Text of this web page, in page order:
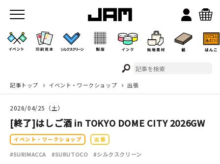
JAMのこと
お店/ワークスペース
記事トップ イベント・ワークショップ 出張
2026/04/25（土）
[終了]はしご酒 in TOKYO DOME CITY 2026GW
イベント・ワークショップ 出張
#SURIMACCA #SURUTOCO #シルクスクリーン